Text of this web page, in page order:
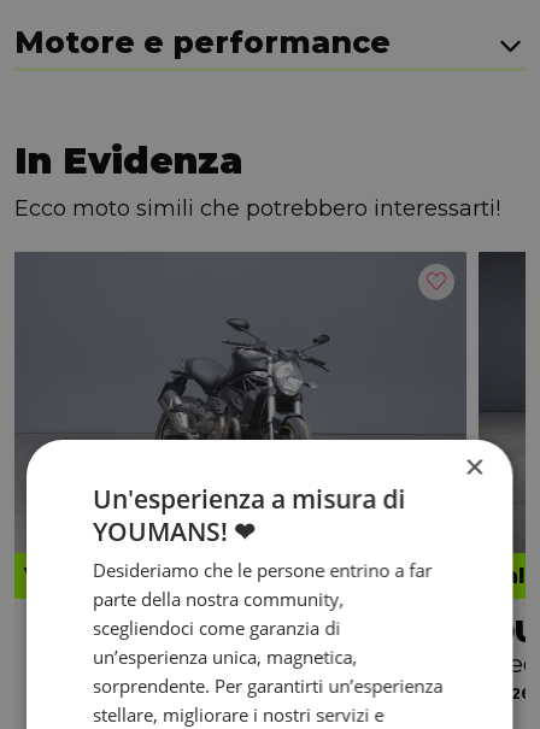
Motore e performance
In Evidenza
Ecco moto simili che potrebbero interessarti!
Valore futuro garantito
DUCATI Monster 821
Dark my14
2015 | 38852 km | 821 cc | 112 Hp | 82 Kw
Red
2026
×
Un'esperienza a misura di
YOUMANS! ❤
Desideriamo che le persone entrino a far
parte della nostra community,
scegliendoci come garanzia di
un’esperienza unica, magnetica,
sorprendente. Per garantirti un’esperienza
stellare, migliorare i nostri servizi e